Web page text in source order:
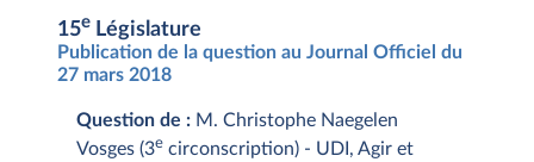
15e Législature
Publication de la question au Journal Officiel du
27 mars 2018
Question de : M. Christophe Naegelen
Vosges (3e circonscription) - UDI, Agir et